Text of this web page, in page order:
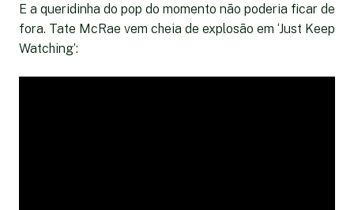
E a queridinha do pop do momento não poderia ficar de
fora. Tate McRae vem cheia de explosão em ‘Just Keep
Watching’: